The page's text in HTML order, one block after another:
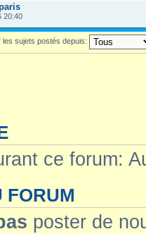
20:40
les sujets postés depuis:
ce forum:
FORUM
poster de